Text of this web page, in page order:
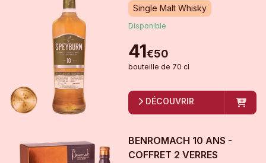
Single Malt Whisky
Disponible
41€50
bouteille de 70 cl
DÉCOUVRIR
BENROMACH 10 ANS -
COFFRET 2 VERRES